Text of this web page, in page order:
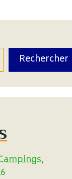
Rechercher